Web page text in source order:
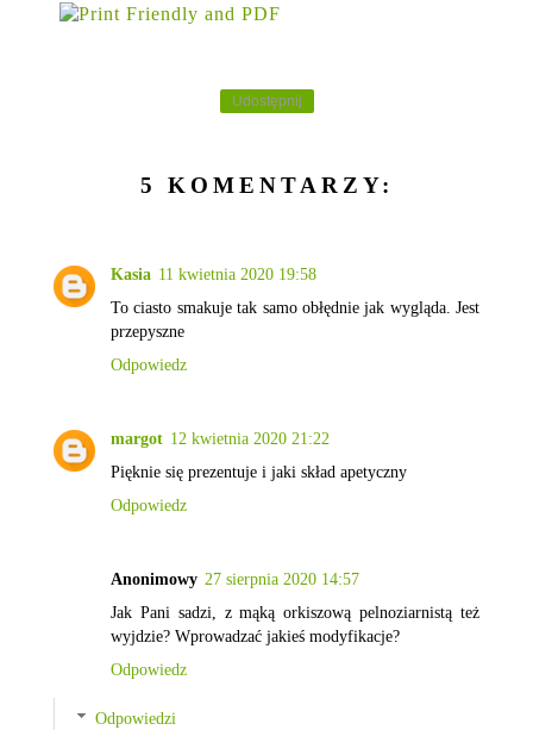
Udostępnij
5 KOMENTARZY:
Kasia 11 kwietnia 2020 19:58
To ciasto smakuje tak samo obłędnie jak wygląda. Jest
przepyszne
Odpowiedz
margot 12 kwietnia 2020 21:22
Pięknie się prezentuje i jaki skład apetyczny
Odpowiedz
Anonimowy 27 sierpnia 2020 14:57
Jak Pani sadzi, z mąką orkiszową pelnoziarnistą też
wyjdzie? Wprowadzać jakieś modyfikacje?
Odpowiedz
Odpowiedzi